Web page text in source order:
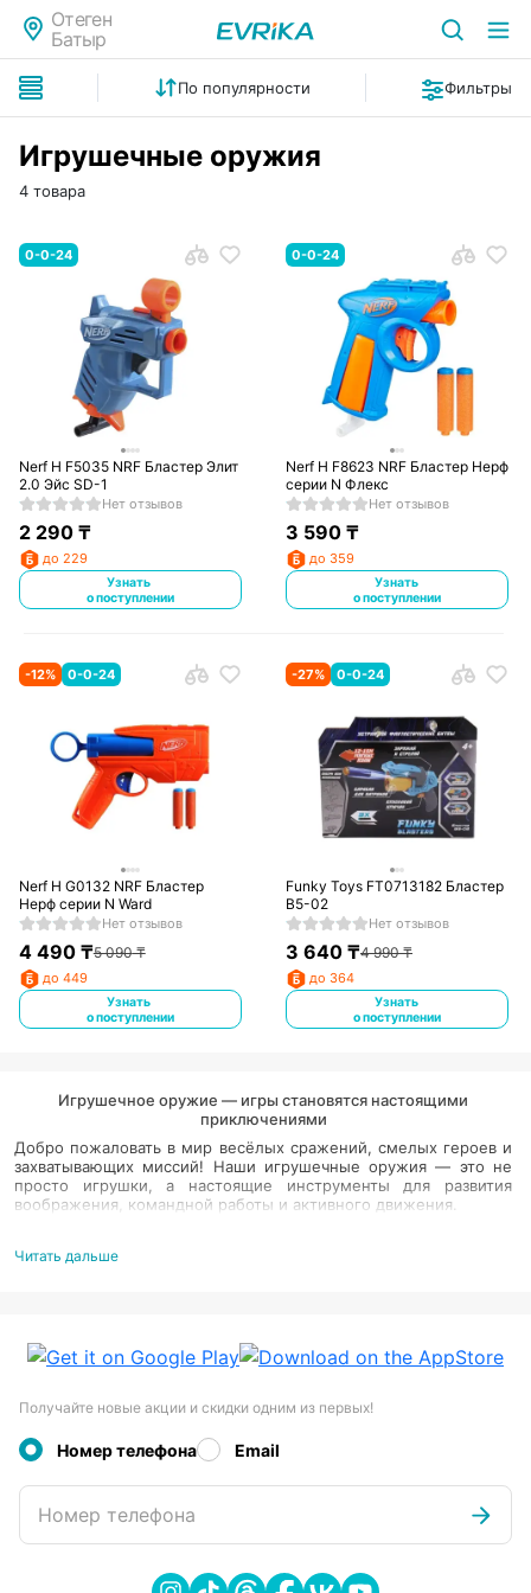
Отеген
Батыр
По популярности Фильтры
Игрушечные оружия
4 товара
0-0-24
Nerf H F5035 NRF Бластер Элит
2.0 Эйс SD-1
Нет отзывов
2 290₸
до 229
Узнать
о поступлении
0-0-24
Nerf H F8623 NRF Бластер Нерф
серии N Флекс
Нет отзывов
3 590 ₸
до 359
Узнать
о поступлении
-12% 0-0-24
Nerf H G0132 NRF Бластер
Нерф серии N Ward
Нет отзывов
4 490₸5 090₸
до 449
Узнать
о поступлении
-27% 0-0-24
Funky Toys FT0713182 Бластер
В5-02
Нет отзывов
3 640 ₸4 990₸
до 364
Узнать
о поступлении
Игрушечное оружие — игры становятся настоящими
приключениями
Добро пожаловать в мир весёлых сражений, смелых героев и
захватывающих миссий! Наши игрушечные оружия — это не
просто игрушки, а настоящие инструменты для развития
воображения, командной работы и активного движения.
Все модели изготовлены из прочных и безопасных материалов
время всей семьёй на свежем воздухе или дома!
Читать дальше
Получайте новые акции и скидки одним из первых!
Номер телефона Email
Номер телефона